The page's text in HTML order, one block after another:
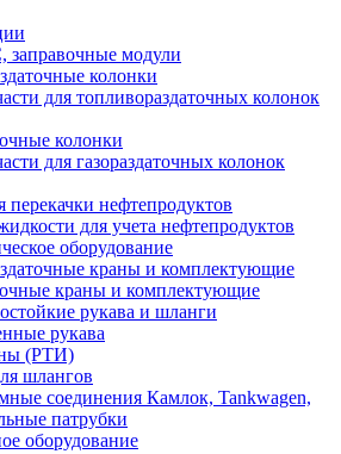
модули
колонки
для топливораздаточных колонок
колонки
для газораздаточных колонок
перекачки нефтепродуктов
для учета нефтепродуктов
оборудование
краны и комплектующие
краны и комплектующие
рукава и шланги
рукава
(РТИ)
шлангов
соединения Камлок, Tankwagen,
патрубки
оборудование